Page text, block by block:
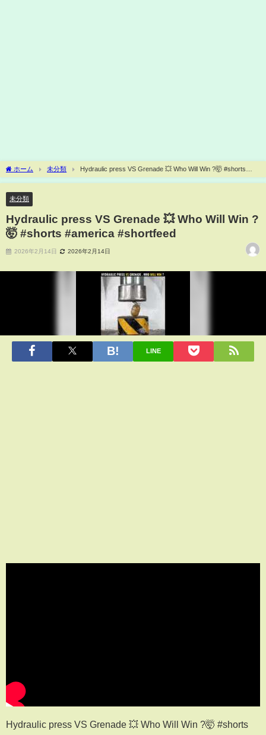
ホーム 未分類
Hydraulic press VS Grenade 💥 Who Will Win ?🤯 #shorts
#america #shortfeed
未分類
Hydraulic press VS Grenade 💥 Who Will Win ?
🤯 #shorts #america #shortfeed
2026年2月14日 2026年2月14日
LINE
Hydraulic press VS Grenade 💥 Who Will Win ?🤯 #shorts